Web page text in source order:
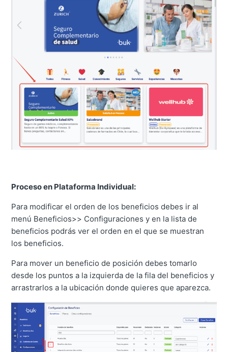
Proceso en Plataforma Individual:
Para modificar el orden de los beneficios debes ir al
menú Beneficios>> Configuraciones y en la lista de
beneficios podrás ver el orden en el que se muestran
los beneficios.
Para mover un beneficio de posición debes tomarlo
desde los puntos a la izquierda de la fila del beneficios y
arrastrarlos a la ubicación donde quieres que aparezca.